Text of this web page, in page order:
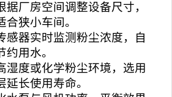
厂房空间调整设备尺寸，
狭小车间。
感器实时监测粉尘浓度，自
用水。
湿度或化学粉尘环境，选用
长使用寿命。